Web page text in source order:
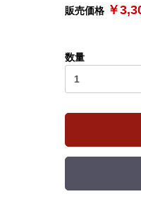
販売価格 ￥
数量